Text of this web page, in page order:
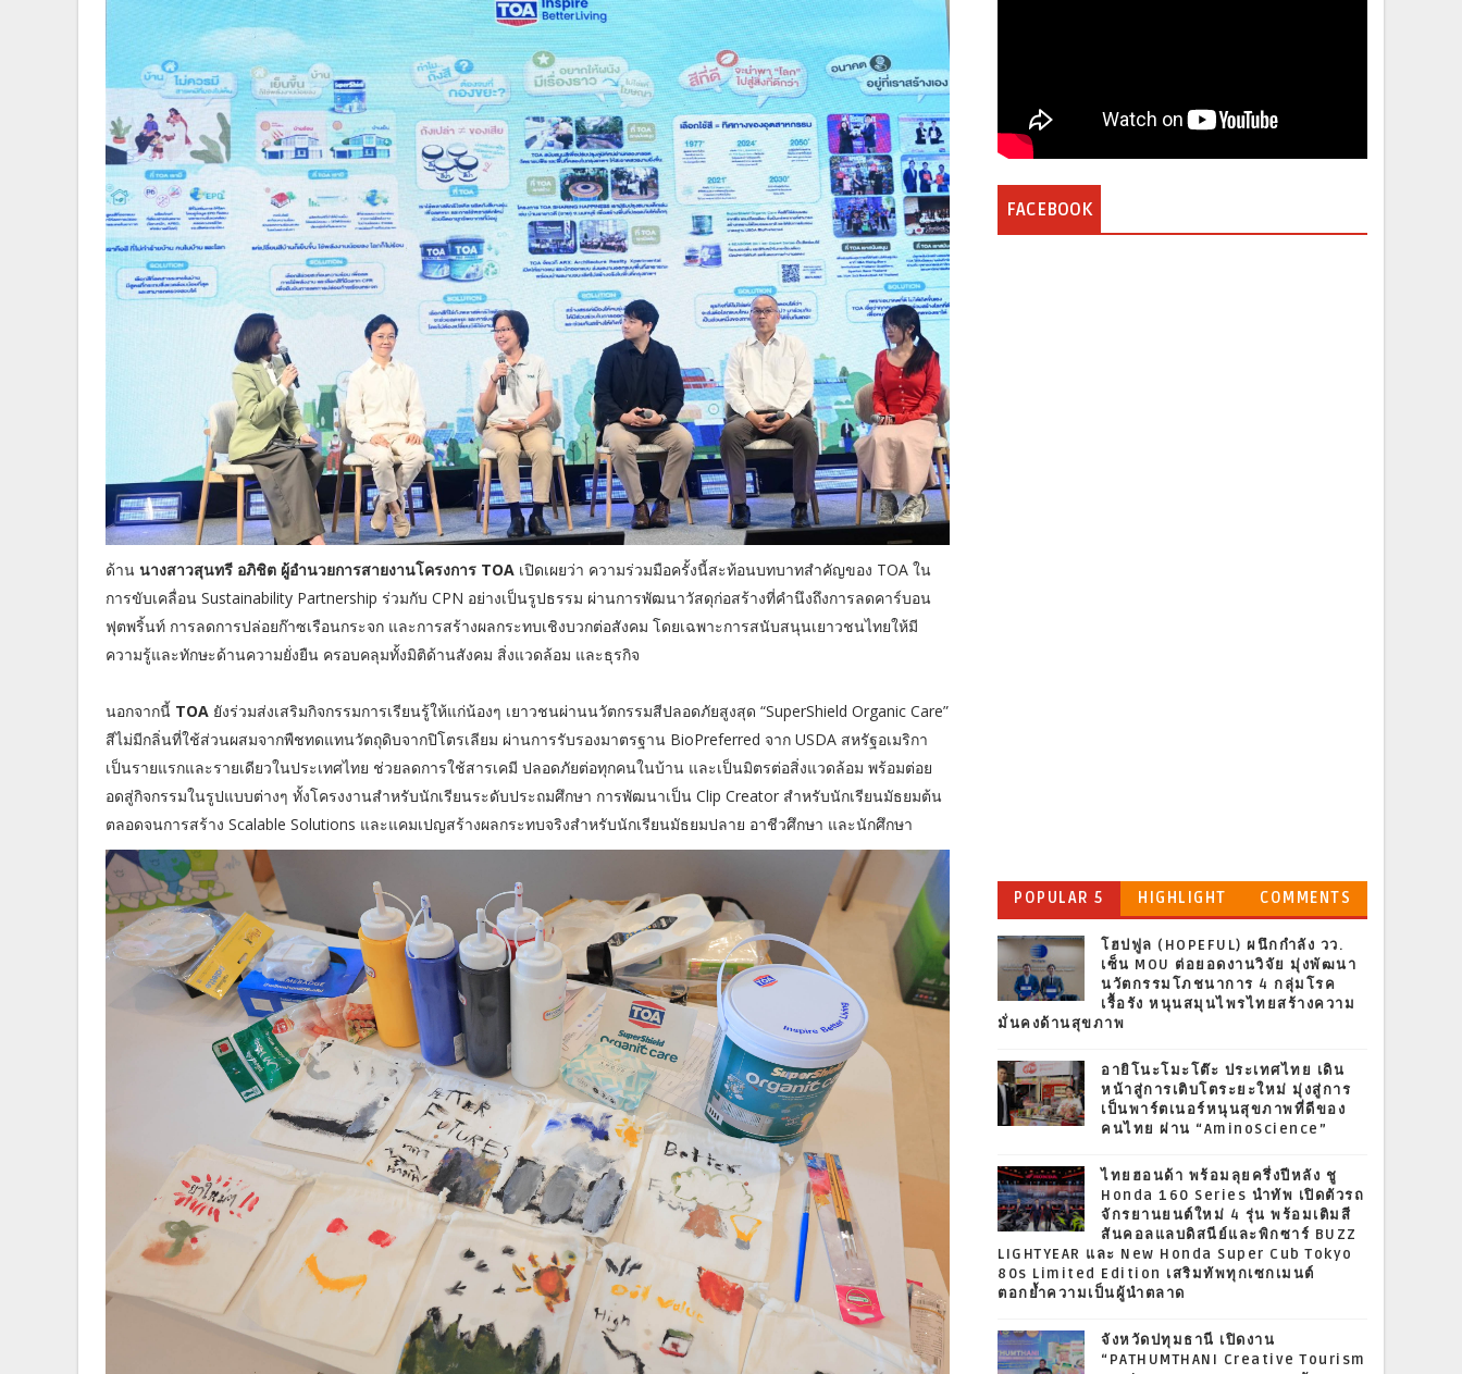
ด้าน นางสาวสุนทรี อภิชิต ผู้อำนวยการสายงานโครงการ TOA เปิดเผยว่า ความร่วมมือครั้งนี้สะท้อนบทบาทสำคัญของ TOA ใน
การขับเคลื่อน Sustainability Partnership ร่วมกับ CPN อย่างเป็นรูปธรรม ผ่านการพัฒนาวัสดุก่อสร้างที่คำนึงถึงการลดคาร์บอน
ฟุตพริ้นท์ การลดการปล่อยก๊าซเรือนกระจก และการสร้างผลกระทบเชิงบวกต่อสังคม โดยเฉพาะการสนับสนุนเยาวชนไทยให้มี
ความรู้และทักษะด้านความยั่งยืน ครอบคลุมทั้งมิติด้านสังคม สิ่งแวดล้อม และธุรกิจ
นอกจากนี้ TOA ยังร่วมส่งเสริมกิจกรรมการเรียนรู้ให้แก่น้องๆ เยาวชนผ่านนวัตกรรมสีปลอดภัยสูงสุด “SuperShield Organic Care”
สีไม่มีกลิ่นที่ใช้ส่วนผสมจากพืชทดแทนวัตถุดิบจากปิโตรเลียม ผ่านการรับรองมาตรฐาน BioPreferred จาก USDA สหรัฐอเมริกา
เป็นรายแรกและรายเดียวในประเทศไทย ช่วยลดการใช้สารเคมี ปลอดภัยต่อทุกคนในบ้าน และเป็นมิตรต่อสิ่งแวดล้อม พร้อมต่อย
อดสู่กิจกรรมในรูปแบบต่างๆ ทั้งโครงงานสำหรับนักเรียนระดับประถมศึกษา การพัฒนาเป็น Clip Creator สำหรับนักเรียนมัธยมต้น
ตลอดจนการสร้าง Scalable Solutions และแคมเปญสร้างผลกระทบจริงสำหรับนักเรียนมัธยมปลาย อาชีวศึกษา และนักศึกษา
FACEBOOK
POPULAR 5 HIGHLIGHT COMMENTS
โฮปฟูล (HOPEFUL) ผนึกกำลัง วว.
เซ็น MOU ต่อยอดงานวิจัย มุ่งพัฒนา
นวัตกรรมโภชนาการ 4 กลุ่มโรค
เรื้อรัง หนุนสมุนไพรไทยสร้างความ
มั่นคงด้านสุขภาพ
อายิโนะโมะโต๊ะ ประเทศไทย เดิน
หน้าสู่การเติบโตระยะใหม่ มุ่งสู่การ
เป็นพาร์ตเนอร์หนุนสุขภาพที่ดีของ
คนไทย ผ่าน “AminoScience”
ไทยฮอนด้า พร้อมลุยครึ่งปีหลัง ชู
Honda 160 Series นำทัพ เปิดตัวรถ
จักรยานยนต์ใหม่ 4 รุ่น พร้อมเติมสี
สันคอลแลบดิสนีย์และพิกซาร์ BUZZ
LIGHTYEAR และ New Honda Super Cub Tokyo
80s Limited Edition เสริมทัพทุกเซกเมนต์
ตอกย้ำความเป็นผู้นำตลาด
จังหวัดปทุมธานี เปิดงาน
“PATHUMTHANI Creative Tourism